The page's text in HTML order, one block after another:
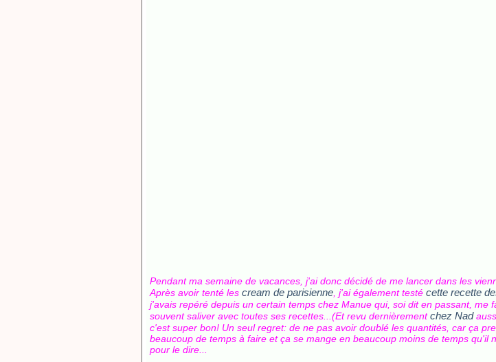
Pendant ma semaine de vacances, j'ai donc décidé de me lancer dans les
Après avoir tenté les cream de parisienne , j'ai également testé cette recette
j'avais repéré depuis un certain temps chez Manue qui, soi dit en passant, me
souvent saliver avec toutes ses recettes...(Et revu dernièrement chez Nad
c'est super bon! Un seul regret: de ne pas avoir doublé les quantités, car ça
beaucoup de temps à faire et ça se mange en beaucoup moins de temps qu'il
pour le dire...